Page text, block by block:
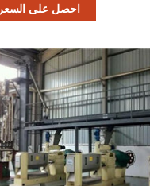
احصل على السعر